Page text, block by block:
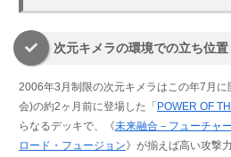
次元キメラの環境での立ち位置
2006年3月制限の次元キメラはこの年7月
会)の約2ヶ月前に登場した「POWER OF
らなるデッキで、《未来融合－フューチャ
ロード・フュージョン》が揃えば高い攻撃